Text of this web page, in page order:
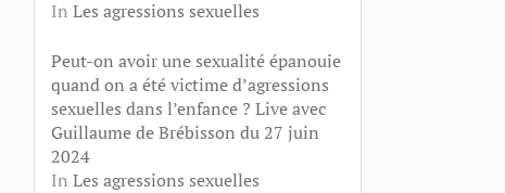
In Les agressions sexuelles
Peut-on avoir une sexualité épanouie
quand on a été victime d’agressions
sexuelles dans l’enfance ? Live avec
Guillaume de Brébisson du 27 juin
2024
In Les agressions sexuelles